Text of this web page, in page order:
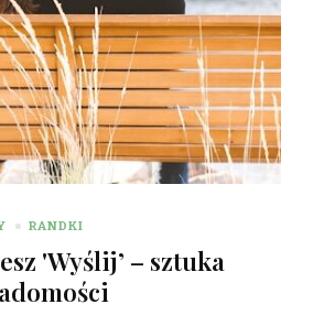
RANDKI
'Wyślij’ – sztuka